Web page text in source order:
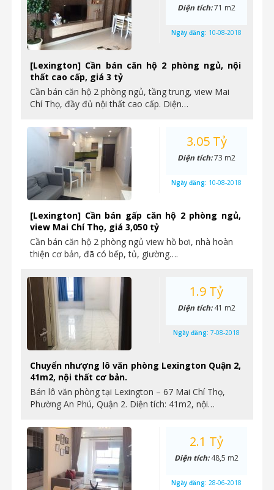
[Lexington] Cần bán căn hộ 2 phòng ngủ, nội
thất cao cấp, giá 3 tỷ
Cần bán căn hộ 2 phòng ngủ, tầng trung, view Mai
Chí Thọ, đầy đủ nội thất cao cấp. Diện…
Diện tích:71 m2
Ngày đăng: 10-08-2018
[Lexington] Cần bán gấp căn hộ 2 phòng ngủ,
view Mai Chí Thọ, giá 3,050 tỷ
Cần bán căn hộ 2 phòng ngủ view hồ bơi, nhà hoàn
thiện cơ bản, đã có bếp, tủ, giường….
3.05 Tỷ
Diện tích:73 m2
Ngày đăng: 10-08-2018
Chuyển nhượng lô văn phòng Lexington Quận 2,
41m2, nội thất cơ bản.
Bán lô văn phòng tại Lexington – 67 Mai Chí Thọ,
Phường An Phú, Quận 2. Diện tích: 41m2, nội…
1.9 Tỷ
Diện tích:41 m2
Ngày đăng: 7-08-2018
2.1 Tỷ
Diện tích:48,5 m2
Ngày đăng: 28-06-2018